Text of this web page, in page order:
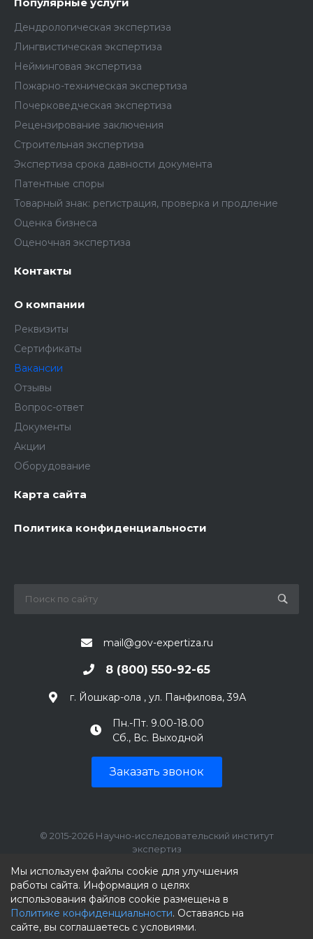
идентификация оттисков печатей и штампов;
рецензирование экспертных заключений;
участие в судебных заседаниях по вопросам
выполненных заключений.
Направляйте ваши резюме и предложения о
сотрудничества на эл. почту
expertiza.ru, в теме письма укажите:
Дендрологическая экспертиза
Лингвистическая экспертиза
Нейминговая экспертиза
Пожарно-техническая экспертиза
Почерковедческая экспертиза
Рецензирование заключения
Строительная экспертиза
Экспертиза срока давности документа
Патентные споры
Товарный знак: регистрация, проверка и продление
Оценка бизнеса
Оценочная экспертиза
Контакты
О компании
Реквизиты
Сертификаты
Вакансии
Отзывы
Вопрос-ответ
Документы
Акции
Оборудование
Карта сайта
Политика конфиденциальности
mail@gov-expertiza.ru
8 (800) 550-92-65
г. Йошкар-ола , ул. Панфилова, 39А
Пн.-Пт. 9.00-18.00
Сб., Вс. Выходной
Заказать звонок
© 2015-2026 Научно-исследовательский институт
экспертиз
Мы принимаем к оплате:
Мы используем файлы cookie для улучшения
работы сайта. Информация о целях
использования файлов cookie размещена в
Политике конфиденциальности. Оставаясь на
сайте, вы соглашаетесь с условиями.